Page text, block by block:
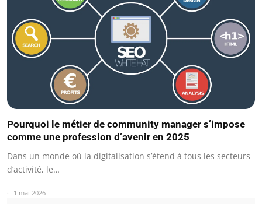
Pourquoi le métier de community manager s’impose
comme une profession d’avenir en 2025
Dans un monde où la digitalisation s’étend à tous les secteurs
d’activité, le…
1 mai 2026